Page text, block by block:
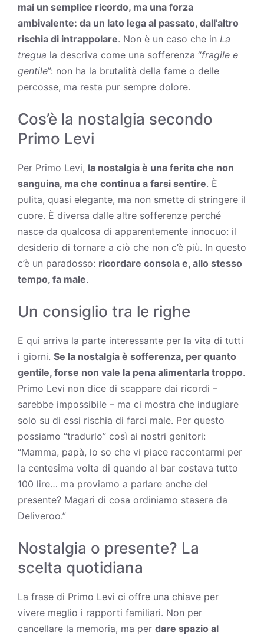
mai un semplice ricordo, ma una forza
ambivalente: da un lato lega al passato, dall’altro
rischia di intrappolare. Non è un caso che in La
tregua la descriva come una sofferenza “fragile e
gentile”: non ha la brutalità della fame o delle
percosse, ma resta pur sempre dolore.
Cos’è la nostalgia secondo
Primo Levi
Per Primo Levi, la nostalgia è una ferita che non
sanguina, ma che continua a farsi sentire. È
pulita, quasi elegante, ma non smette di stringere il
cuore. È diversa dalle altre sofferenze perché
nasce da qualcosa di apparentemente innocuo: il
desiderio di tornare a ciò che non c’è più. In questo
c’è un paradosso: ricordare consola e, allo stesso
tempo, fa male.
Un consiglio tra le righe
E qui arriva la parte interessante per la vita di tutti
i giorni. Se la nostalgia è sofferenza, per quanto
gentile, forse non vale la pena alimentarla troppo.
Primo Levi non dice di scappare dai ricordi –
sarebbe impossibile – ma ci mostra che indugiare
solo su di essi rischia di farci male. Per questo
possiamo “tradurlo” così ai nostri genitori:
“Mamma, papà, lo so che vi piace raccontarmi per
la centesima volta di quando al bar costava tutto
100 lire… ma proviamo a parlare anche del
presente? Magari di cosa ordiniamo stasera da
Deliveroo.”
Nostalgia o presente? La
scelta quotidiana
La frase di Primo Levi ci offre una chiave per
vivere meglio i rapporti familiari. Non per
cancellare la memoria, ma per dare spazio al